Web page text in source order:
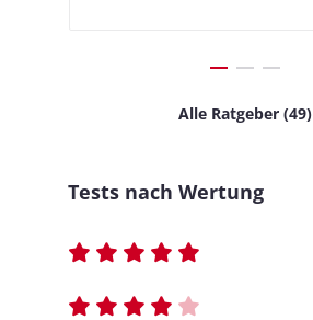
Alle Ratgeber (49)
Tests nach Wertung